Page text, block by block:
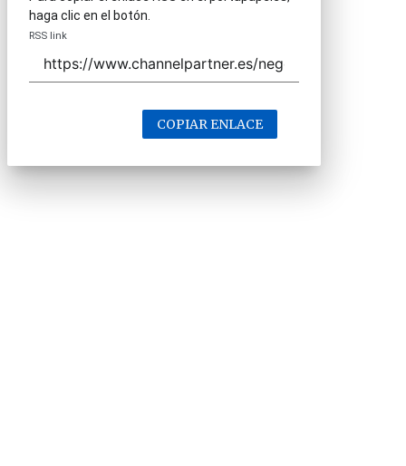
haga clic en el botón.
RSS link
COPIAR ENLACE